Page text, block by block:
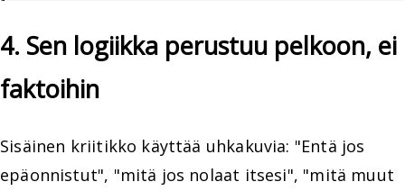
4. Sen logiikka perustuu pelkoon, ei
faktoihin
Sisäinen kriitikko käyttää uhkakuvia: "Entä jos
epäonnistut", "mitä jos nolaat itsesi", "mitä muut